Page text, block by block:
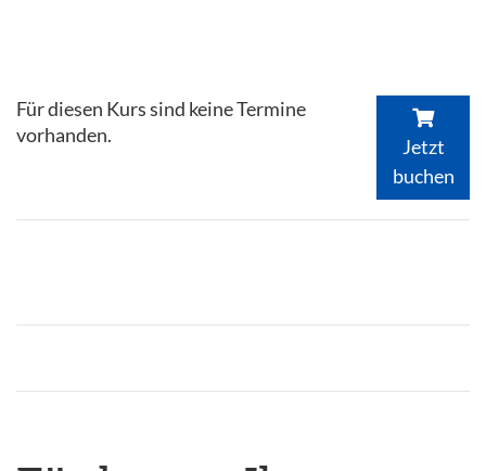
Für diesen Kurs sind keine Termine
vorhanden.
Jetzt
buchen